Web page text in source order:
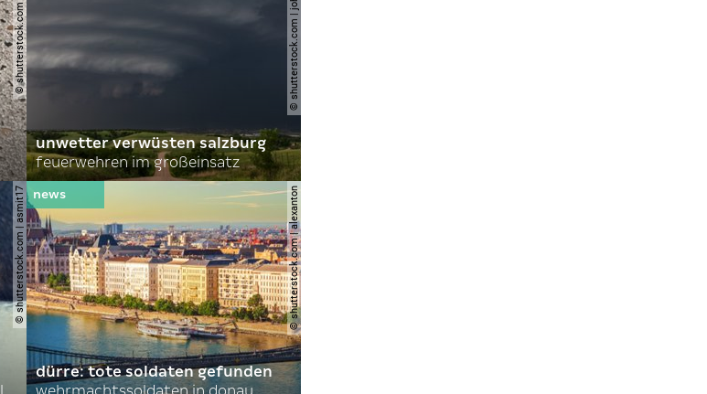
© shutterstock.com | john d sirlin
unwetter verwüsten salzburg
feuerwehren im großeinsatz
© shutterstock.com | asmit17
nordkoreas sommerliche empfehlungen
© shutterstock.com | alexanton
dürre: tote soldaten gefunden
wehrmachtssoldaten in donau